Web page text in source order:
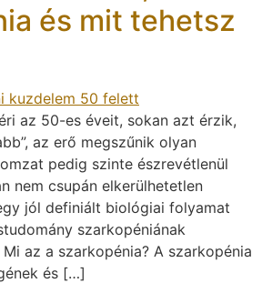
és mit tehetsz
az 50-es éveit, sokan azt érzik,
az erő megszűnik olyan
pedig szinte észrevétlenül
nem csupán elkerülhetetlen
jól definiált biológiai folyamat
szarkopéniának
az a szarkopénia? A szarkopénia
és […]